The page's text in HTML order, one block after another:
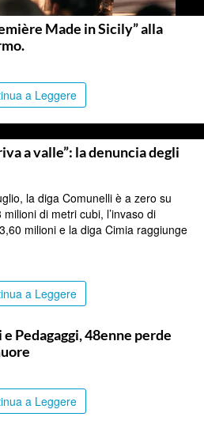
Made in Sicily” alla
a Leggere
a valle”: la denuncia degli
la diga Comunelli è a zero su
di metri cubi, l’invaso di
milioni e la diga Cimia raggiunge
a Leggere
Pedagaggi, 48enne perde
a Leggere